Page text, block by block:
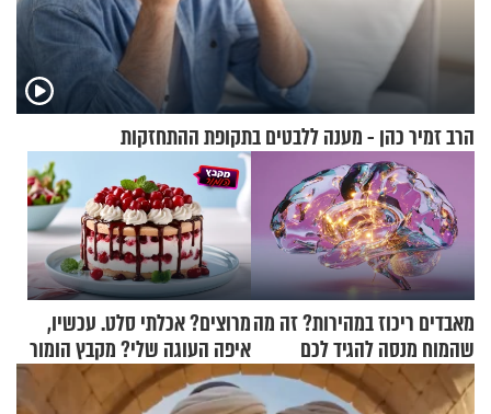
הרב זמיר כהן - מענה ללבטים בתקופת ההתחזקות
מאבדים ריכוז במהירות? זה מה
שהמוח מנסה להגיד לכם
מרוצים? אכלתי סלט. עכשיו,
איפה העוגה שלי? מקבץ הומור
כייפי מספר 1